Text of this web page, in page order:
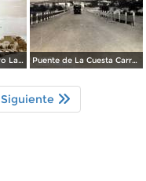
Palacio Federal Nuevo Laredo, Tamaulipas. Puente de La Cuesta Carretera Monterrey-Laredo.
Siguiente